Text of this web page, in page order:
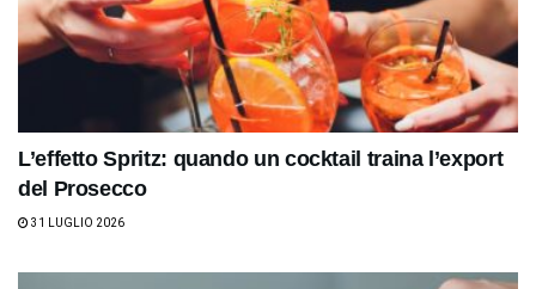
L’effetto Spritz: quando un cocktail traina l’export
del Prosecco
31 LUGLIO 2026